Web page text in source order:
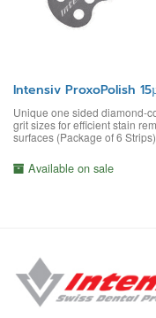
Intensiv ProxoPolish
Unique one sided diamond-
grit sizes for efficient stain
surfaces (Package of 6 Strips)
Available on sale